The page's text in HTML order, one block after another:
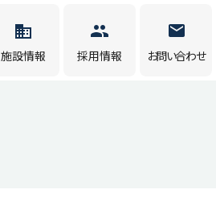
施設情報 採用情報 お問い合わせ